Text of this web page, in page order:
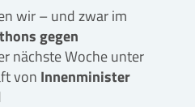
wir – und zwar im
gegen
nächste Woche unter
von Innenminister